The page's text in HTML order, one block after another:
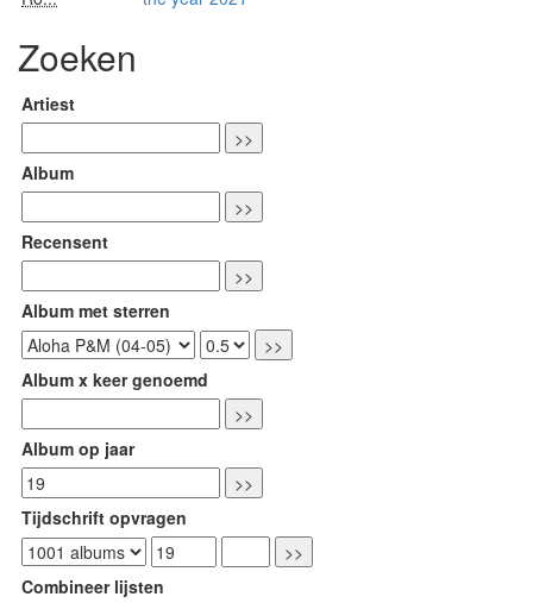
Zoeken
Artiest
Album
Recensent
Album met sterren
Album x keer genoemd
Album op jaar
Tijdschrift opvragen
Combineer lijsten